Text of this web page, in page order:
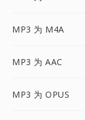
MP3 为 M4A
MP3 为 AAC
MP3 为 OPUS